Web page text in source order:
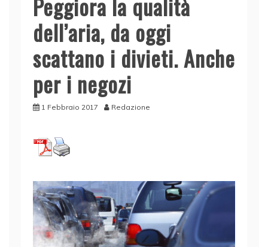
dell’aria, da oggi
scattano i divieti. Anche
per i negozi
1 Febbraio 2017 Redazione